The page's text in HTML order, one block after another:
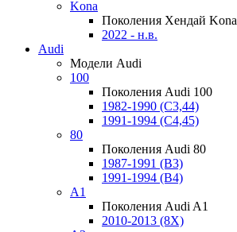
Kona
Поколения Хендай Kona
2022 - н.в.
Audi
Модели Audi
100
Поколения Audi 100
1982-1990 (С3,44)
1991-1994 (С4,45)
80
Поколения Audi 80
1987-1991 (B3)
1991-1994 (B4)
A1
Поколения Audi A1
2010-2013 (8X)